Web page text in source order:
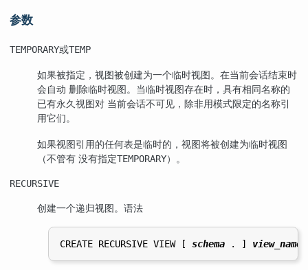
参数
TEMPORARY或TEMP
如果被指定，视图被创建为一个临时视图。在当前会话结束时
会自动 删除临时视图。当临时视图存在时，具有相同名称的
已有永久视图对 当前会话不可见，除非用模式限定的名称引
用它们。
如果视图引用的任何表是临时的，视图将被创建为临时视图
（不管有 没有指定TEMPORARY）。
RECURSIVE
创建一个递归视图。语法
CREATE RECURSIVE VIEW [ schema . ] view_name